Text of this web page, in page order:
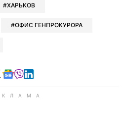
ХАРЬКОВ
ОФИС ГЕНПРОКУРОРА
в Telegram
в Facebook
Читайте в X
Читайте в Google news
Читайте в Viber
Читайте в LinkedIn